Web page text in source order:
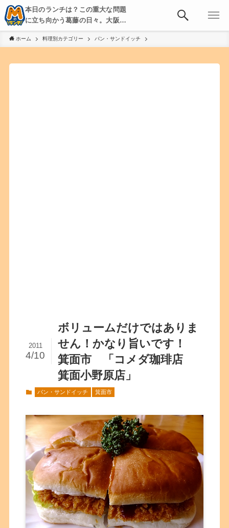
本日のランチは？この重大な問題
に立ち向かう葛藤の日々。大阪・
京都・神戸を中心とした食べ歩
き、飲み歩きを綴る。
ホーム 料理別カテゴリー パン・サンドイッチ
ボリュームだけではありま
せん！かなり旨いです！
箕面市 「コメダ珈琲店
箕面小野原店」
2011
4/10
パン・サンドイッチ 箕面市